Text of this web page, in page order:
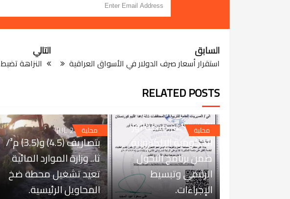
التالي
النزاهة تضبط 5 متهمين بهدر المال العام في بابل
السابق
استقرار أسعار صرف الدولار في الأسواق العراقية
RELATED POSTS
محلية
التربية تعتمد خدمة غلق
المؤسسات التربوية
الأهلية عبر منصة أور
الحكومية الإلكترونية
ضمن برنامج التحول
الرقمي وتبسيط
الإجراءات.
محلية
JUL 28, 2026
بتصاريف (4.5) و(3.5) م³/
ثا.. وزارة الموارد المائية
تعيد تشغيل محطة ضخ
المحاويل الرئيسية.